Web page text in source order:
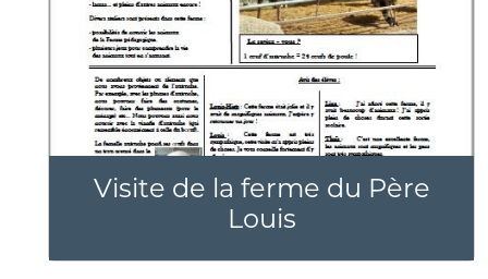
Visite de la ferme du Père
Louis